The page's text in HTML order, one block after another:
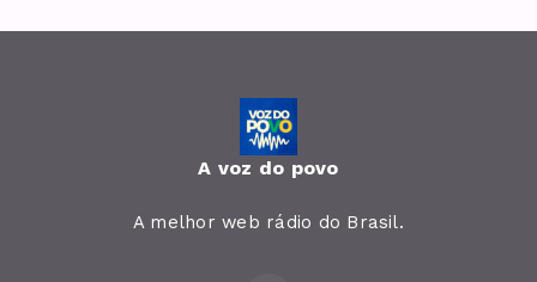
A voz do povo
A melhor web rádio do Brasil.